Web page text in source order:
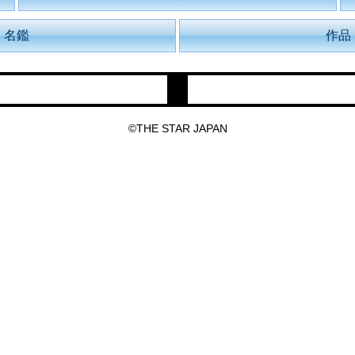
名鑑 作品
©THE STAR JAPAN